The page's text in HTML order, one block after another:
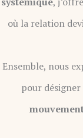
où la relation
Ensemble, nous
pour